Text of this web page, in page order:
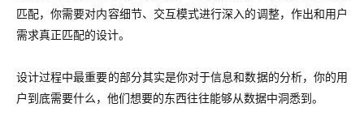
匹配，你需要对内容细节、交互模式进行深入的调整，作出和用户
需求真正匹配的设计。
设计过程中最重要的部分其实是你对于信息和数据的分析，你的用
户到底需要什么，他们想要的东西往往能够从数据中洞悉到。